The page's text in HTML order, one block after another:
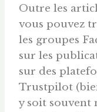
Outre les
vous pouvez
les groupes
sur les
sur des
Trustpilot
y soit souvent